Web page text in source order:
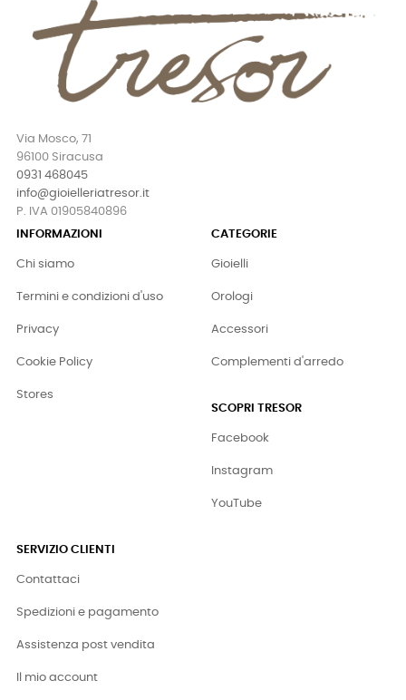
Via Mosco, 71
96100 Siracusa
0931 468045
info@gioielleriatresor.it
P. IVA 01905840896
INFORMAZIONI
Chi siamo
Termini e condizioni d'uso
Privacy
Cookie Policy
Stores
CATEGORIE
Gioielli
Orologi
Accessori
Complementi d'arredo
SCOPRI TRESOR
Facebook
Instagram
YouTube
SERVIZIO CLIENTI
Contattaci
Spedizioni e pagamento
Assistenza post vendita
Il mio account